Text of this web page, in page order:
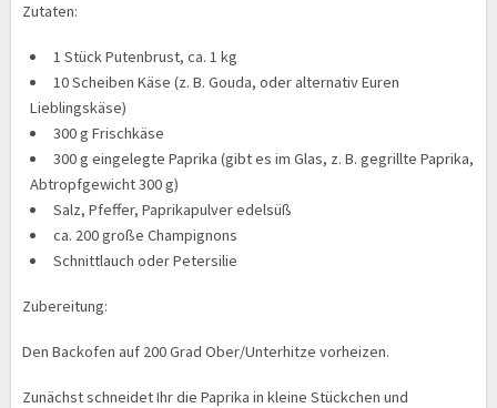
Zutaten:
1 Stück Putenbrust, ca. 1 kg
10 Scheiben Käse (z. B. Gouda, oder alternativ Euren
Lieblingskäse)
300 g Frischkäse
300 g eingelegte Paprika (gibt es im Glas, z. B. gegrillte Paprika,
Abtropfgewicht 300 g)
Salz, Pfeffer, Paprikapulver edelsüß
ca. 200 große Champignons
Schnittlauch oder Petersilie
Zubereitung:
Den Backofen auf 200 Grad Ober/Unterhitze vorheizen.
Zunächst schneidet Ihr die Paprika in kleine Stückchen und